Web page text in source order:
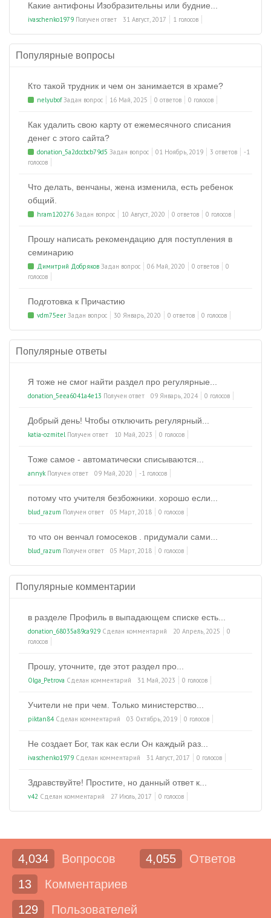
Какие антифоны Изобразительны или будние...
ivaschenko1979 Получен ответ 31 Август, 2017 1 голосов
Популярные вопросы
Кто такой трудник и чем он занимается в храме?
nelyubofЗадан вопрос 16 Май, 2025 0 ответов 0 голосов
Как удалить свою карту от ежемесячного списания
денег с этого сайта?
donation_5a2dccbcb79d5 Задан вопрос 01 Ноябрь, 2019 3 ответов
-1
голосов
Что делать, венчаны, жена изменила, есть ребенок
общий.
hram120276 Задан вопрос 10 Август, 2020 0 ответов 0 голосов
Прошу написать рекомендацию для поступления в
семинарию
Димитрий Добряков Задан вопрос 06 Май, 2020 0 ответов
0
голосов
Подготовка к Причастию
vdm75eer Задан вопрос 30 Январь, 2020 0 ответов 0 голосов
Популярные ответы
Я тоже не смог найти раздел про регулярные...
donation_5eea6041a4e13 Получен ответ 09 Январь, 2024 0 голосов
Добрый день! Чтобы отключить регулярный...
katia-ozmitelПолучен ответ 10 Май, 2023 0 голосов
Тоже самое - автоматически списываются...
annyk Получен ответ 09 Май, 2020 -1 голосов
потому что учителя безбожники. хорошо если...
blud_razum Получен ответ 05 Март, 2018 0 голосов
то что он венчал гомосеков . придумали сами...
blud_razum Получен ответ 05 Март, 2018 0 голосов
Популярные комментарии
в разделе Профиль в выпадающем списке есть...
donation_68035a89ca929 Сделан комментарий 20 Апрель, 2025
0
голосов
Прошу, уточните, где этот раздел про...
Olga_Petrova Сделан комментарий 31 Май, 2023 0 голосов
Учители не при чем. Только министерство...
piktan84Сделан комментарий 03 Октябрь, 2019 0 голосов
Не создает Бог, так как если Он каждый раз...
ivaschenko1979 Сделан комментарий 31 Август, 2017 0 голосов
Здравствуйте! Простите, но данный ответ к...
v42 Сделан комментарий 27 Июль, 2017 0 голосов
4,034 Вопросов 4,055
Ответов
13
Комментариев
129
Пользователей